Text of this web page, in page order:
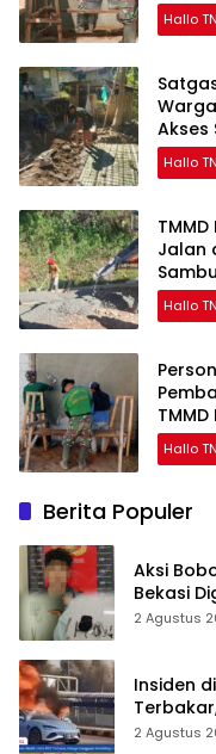
Hallo
Akses
Hallo
Jalan
Hallo
Hallo
Berita Populer
Aksi
Bekasi
Pelaku
2 Agustus
Insiden
Listrik
2 Agustus